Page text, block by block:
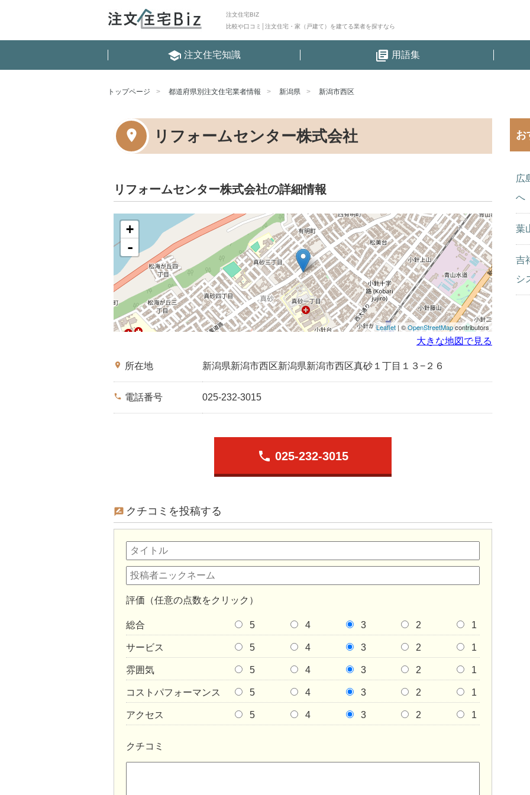
注文住宅BIZ
比較や口コミ│注文住宅・家（戸建て）を建てる業者を探すなら
school 注文住宅知識 library_books 用語集
トップページ 都道府県別注文住宅業者情報 新潟県 新潟市西区
リフォームセンター株式会社
リフォームセンター株式会社の詳細情報
+
-
Leaflet | ©OpenStreetMapcontributors
大きな地図で見る
place 所在地 新潟県新潟市西区新潟県新潟市西区真砂１丁目１３−２６
phone 電話番号 025-232-3015
phone 025-232-3015
クチコミを投稿する
評価（任意の点数をクリック）
総合 5 4 3 2 1
サービス 5 4 3 2 1
雰囲気 5 4 3 2 1
コストパフォーマンス 5 4 3 2 1
アクセス 5 4 3 2 1
クチコミ
お
広
へ
葉
吉
シ